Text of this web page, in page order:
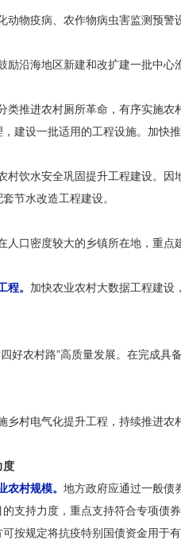
动物疫病、农作物病虫害监测预警
励沿海地区新建和改扩建一批中心
类推进农村厕所革命，有序实施农
建设一批适用的工程设施。加快
村饮水安全巩固提升工程建设。
节水改造工程建设。
人口密度较大的乡镇所在地，重点
。 加快农业农村大数据工程建设
四好农村路”高质量发展。在完成
乡村电气化提升工程，持续推进农
度
村规模。 地方政府应通过一般债
支持力度，重点支持符合专项债
按规定将抗疫特别国债资金用于